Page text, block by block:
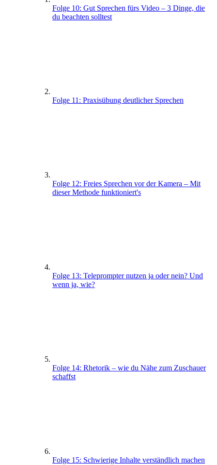
Folge 10: Gut Sprechen fürs Video – 3 Dinge, die
du beachten solltest
Folge 11: Praxisübung deutlicher Sprechen
Folge 12: Freies Sprechen vor der Kamera – Mit
dieser Methode funktioniert's
Folge 13: Teleprompter nutzen ja oder nein? Und
wenn ja, wie?
Folge 14: Rhetorik – wie du Nähe zum Zuschauer
schaffst
Folge 15: Schwierige Inhalte verständlich machen